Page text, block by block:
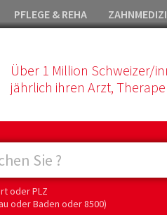
PFLEGE & REHA
Über 1 Million Schweizer/
jährlich ihren Arzt,
oder PLZ
oder Baden oder 8500)